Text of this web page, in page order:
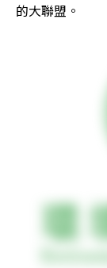
的大聯盟。